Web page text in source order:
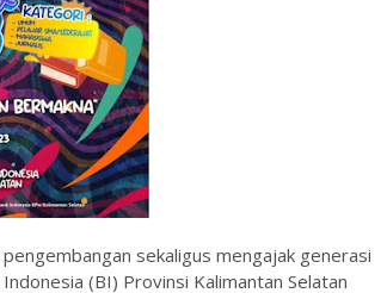
sekaligus mengajak generasi
(BI) Provinsi Kalimantan Selatan